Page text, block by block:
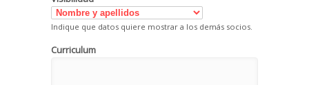
Indique que datos quiere mostrar a los demás socios.
Curriculum